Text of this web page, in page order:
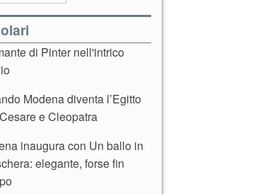
di Pinter nell'intrico
Modena diventa l’Egitto
e Cleopatra
inaugura con Un ballo in
elegante, forse fin